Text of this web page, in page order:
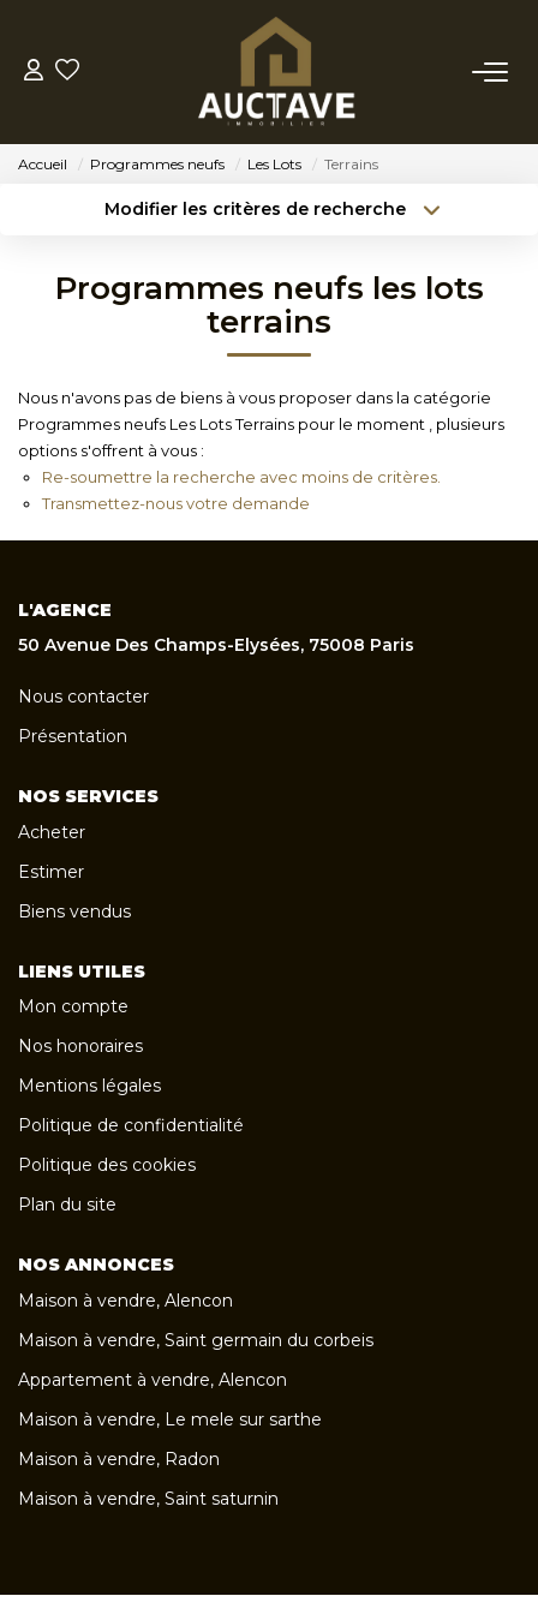
ACHETER
NOTRE AGENCE
NOTRE PHILOSOPHIE
CONTACT
Accueil Programmes neufs Les Lots Terrains
Modifier les critères de recherche
Sélectionnez...
Type de bien
Surface min
Plus de critères Créer une alerte
Programmes neufs les lots
terrains
Nous n'avons pas de biens à vous proposer dans la catégorie
Programmes neufs Les Lots Terrains pour le moment , plusieurs
options s'offrent à vous :
Re-soumettre la recherche avec moins de critères.
Transmettez-nous votre demande
L'AGENCE
50 Avenue Des Champs-Elysées, 75008 Paris
Nous contacter
Présentation
NOS SERVICES
Acheter
Estimer
Biens vendus
LIENS UTILES
Mon compte
Nos honoraires
Mentions légales
Politique de confidentialité
Politique des cookies
Plan du site
NOS ANNONCES
Maison à vendre, Alencon
Maison à vendre, Saint germain du corbeis
Appartement à vendre, Alencon
Maison à vendre, Le mele sur sarthe
Maison à vendre, Radon
Maison à vendre, Saint saturnin